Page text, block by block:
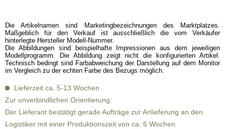
Die Artikelnamen sind Marketingbezeichnungen des Marktplatzes.
Maßgeblich für den Verkauf ist ausschließlich die vom Verkäufer
hinterlegte Hersteller Modell-Nummer.
Die Abbildungen sind beispielhafte Impressionen aus dem jeweiligen
Modellprogramm. Die Abbildung zeigt nicht die konfigurierten Artikel.
Technisch bedingt sind Farbabweichung der Darstellung auf dem Monitor
im Vergleich zu der echten Farbe des Bezugs möglich.
Lieferzeit ca. 5-13 Wochen
Zur unverbindlichen Orientierung:
Der Lieferant bestätigt gerade Aufträge zur Anlieferung an den
Logistiker mit einer Produktionszeit von ca. 6 Wochen